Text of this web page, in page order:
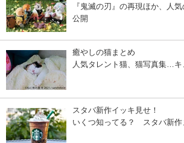
『鬼滅の刃』の再現ほか、人
公開
癒やしの猫まとめ
人気タレント猫、猫写真集…キ
スタバ新作イッキ見せ！
いくつ知ってる？ スタバ新作